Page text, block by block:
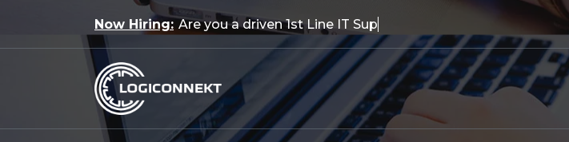
content
Now Hiring: Are you a driven 1st Line IT Support?